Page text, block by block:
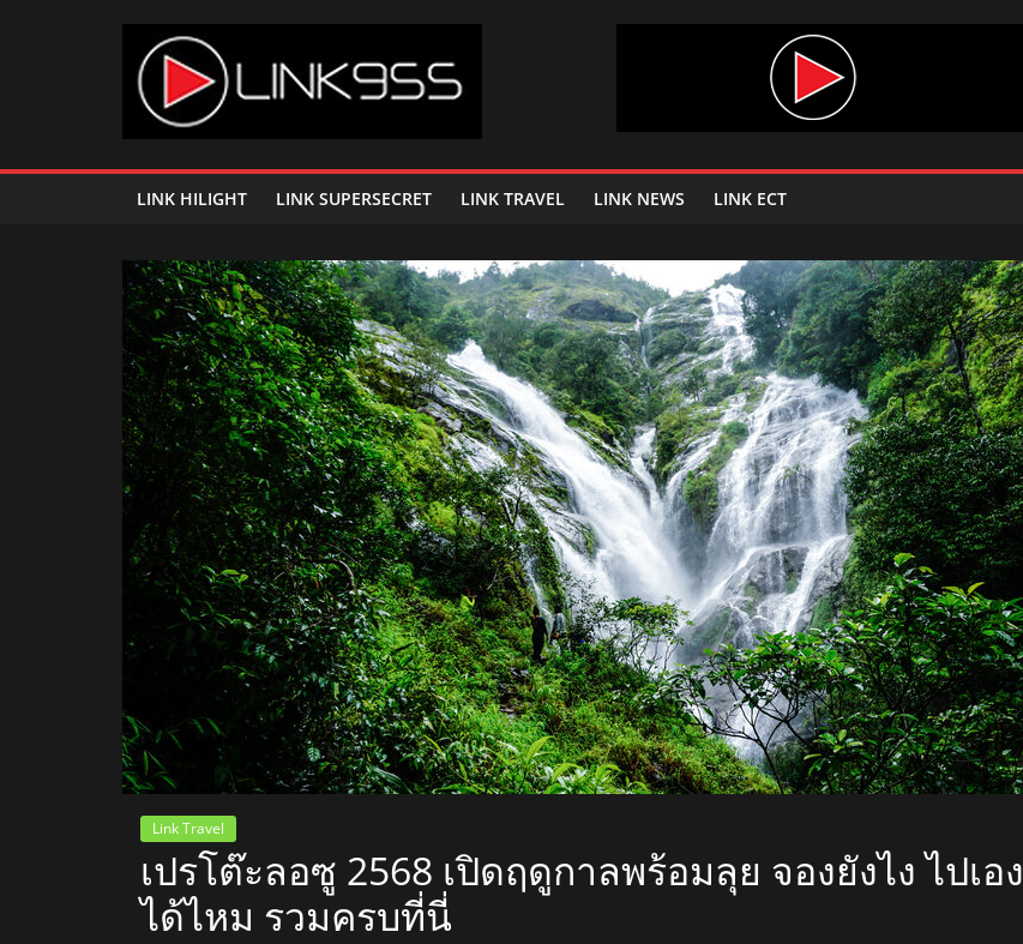
Link
95.5
คลื่น
เพลง
ฮิต
สุด
คูล
สถานี
วิทยุ
FM
ลพบุรี
สถานี
วิทยุ
ลพบุรี
วิทยุ
LINK HILIGHT LINK SUPERSECRET LINK TRAVEL LINK NEWS LINK ECT
Link Travel
เปรโต๊ะลอซู 2568 เปิดฤดูกาลพร้อมลุย จองยังไง ไปเอง
ได้ไหม รวมครบที่นี่